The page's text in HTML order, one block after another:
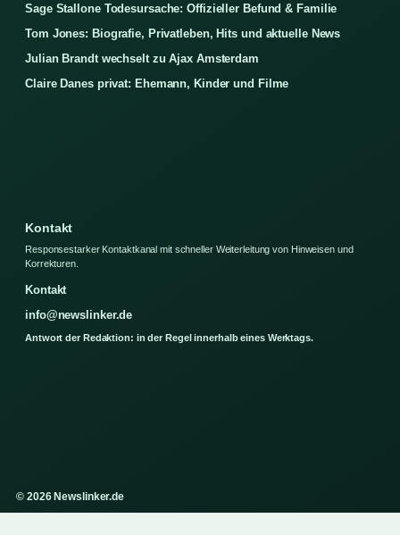
Sage Stallone Todesursache: Offizieller Befund & Familie
Tom Jones: Biografie, Privatleben, Hits und aktuelle News
Julian Brandt wechselt zu Ajax Amsterdam
Claire Danes privat: Ehemann, Kinder und Filme
Kontakt
Responsestarker Kontaktkanal mit schneller Weiterleitung von Hinweisen und
Korrekturen.
Kontakt
info@newslinker.de
Antwort der Redaktion: in der Regel innerhalb eines Werktags.
© 2026 Newslinker.de